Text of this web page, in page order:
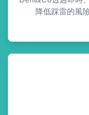
降低踩雷的風